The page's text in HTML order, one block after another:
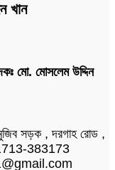
খান
মো. মোসলেম উদ্দিন
, মুজিব সড়ক , দরগাহ রোড ,
383173